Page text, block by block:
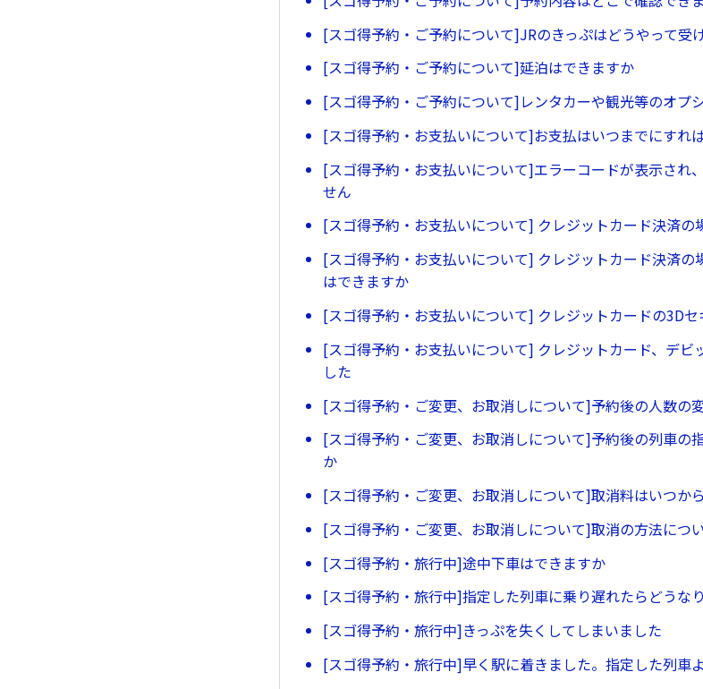
[スゴ得予約・ご予約について]JRのきっぷはどうやって受
[スゴ得予約・ご予約について]延泊はできますか
[スゴ得予約・ご予約について]レンタカーや観光等のオプ
[スゴ得予約・お支払いについて]お支払はいつまでにすれ
[スゴ得予約・お支払いについて]エラーコードが表示され
せん
[スゴ得予約・お支払いについて] クレジットカード決済の
[スゴ得予約・お支払いについて] クレジットカード決済の
はできますか
[スゴ得予約・お支払いについて] クレジットカードの3D
[スゴ得予約・お支払いについて] クレジットカード、デビ
した
[スゴ得予約・ご変更、お取消しについて]予約後の人数の
[スゴ得予約・ご変更、お取消しについて]予約後の列車の
か
[スゴ得予約・ご変更、お取消しについて]取消料はいつか
[スゴ得予約・ご変更、お取消しについて]取消の方法につ
[スゴ得予約・旅行中]途中下車はできますか
[スゴ得予約・旅行中]指定した列車に乗り遅れたらどうな
[スゴ得予約・旅行中]きっぷを失くしてしまいました
[スゴ得予約・旅行中]早く駅に着きました。指定した列車